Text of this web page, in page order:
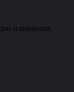
извинения.